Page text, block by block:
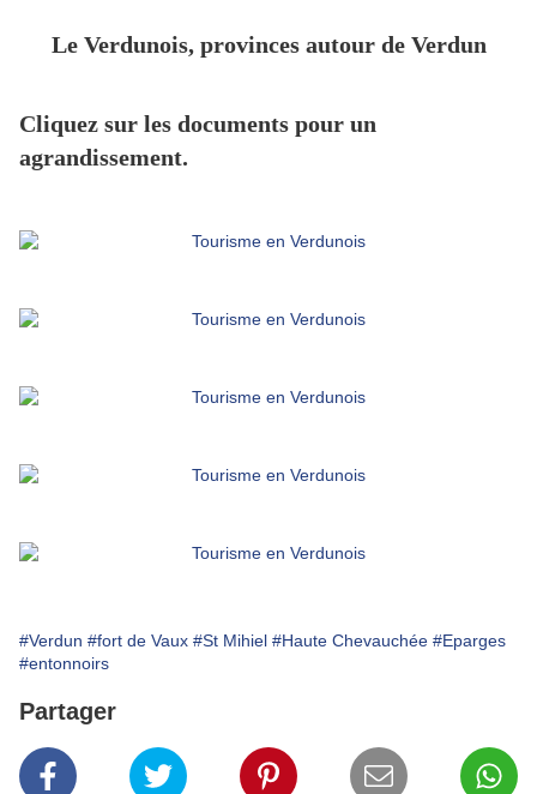
Le Verdunois, provinces autour de Verdun
Cliquez sur les documents pour un
agrandissement.
#Verdun #fort de Vaux #St Mihiel #Haute Chevauchée #Eparges
#entonnoirs
Partager